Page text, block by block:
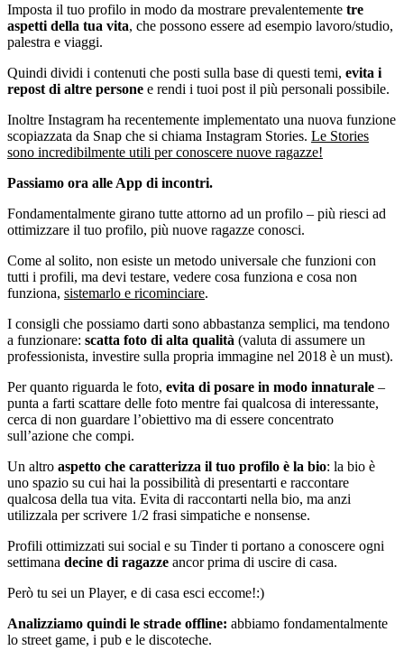
Imposta il tuo profilo in modo da mostrare prevalentemente tre
aspetti della tua vita, che possono essere ad esempio lavoro/studio,
palestra e viaggi.
Quindi dividi i contenuti che posti sulla base di questi temi, evita i
repost di altre persone e rendi i tuoi post il più personali possibile.
Inoltre Instagram ha recentemente implementato una nuova funzione
scopiazzata da Snap che si chiama Instagram Stories. Le Stories
sono incredibilmente utili per conoscere nuove ragazze!
Passiamo ora alle App di incontri.
Fondamentalmente girano tutte attorno ad un profilo – più riesci ad
ottimizzare il tuo profilo, più nuove ragazze conosci.
Come al solito, non esiste un metodo universale che funzioni con
tutti i profili, ma devi testare, vedere cosa funziona e cosa non
funziona, sistemarlo e ricominciare.
I consigli che possiamo darti sono abbastanza semplici, ma tendono
a funzionare: scatta foto di alta qualità (valuta di assumere un
professionista, investire sulla propria immagine nel 2018 è un must).
Per quanto riguarda le foto, evita di posare in modo innaturale –
punta a farti scattare delle foto mentre fai qualcosa di interessante,
cerca di non guardare l’obiettivo ma di essere concentrato
sull’azione che compi.
Un altro aspetto che caratterizza il tuo profilo è la bio: la bio è
uno spazio su cui hai la possibilità di presentarti e raccontare
qualcosa della tua vita. Evita di raccontarti nella bio, ma anzi
utilizzala per scrivere 1/2 frasi simpatiche e nonsense.
Profili ottimizzati sui social e su Tinder ti portano a conoscere ogni
settimana decine di ragazze ancor prima di uscire di casa.
Però tu sei un Player, e di casa esci eccome!:)
Analizziamo quindi le strade offline: abbiamo fondamentalmente
lo street game, i pub e le discoteche.